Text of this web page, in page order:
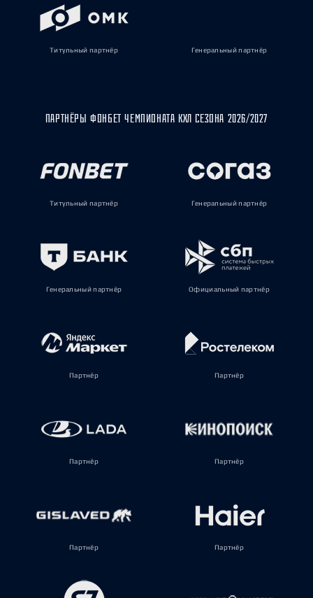
Титульный партнёр Генеральный партнёр
ПАРТНЁРЫ ФОНБЕТ ЧЕМПИОНАТА КХЛ СЕЗОНА 2026/2027
Титульный партнёр Генеральный партнёр
Генеральный партнёр Официальный партнёр
Партнёр Партнёр
Партнёр Партнёр
Партнёр Партнёр